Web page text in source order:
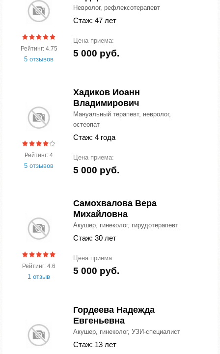
Рейтинг: 4.75
5 отзывов
Невролог, рефлексотерапевт
Стаж: 47 лет
Цена приема:
5 000 руб.
Рейтинг: 4
5 отзывов
Хадиков Иоанн
Владимирович
Мануальный терапевт, невролог,
остеопат
Стаж: 4 года
Цена приема:
5 000 руб.
Рейтинг: 4.6
1 отзыв
Самохвалова Вера
Михайловна
Акушер, гинеколог, гирудотерапевт
Стаж: 30 лет
Цена приема:
5 000 руб.
Гордеева Надежда
Евгеньевна
Акушер, гинеколог, УЗИ-специалист
Стаж: 13 лет